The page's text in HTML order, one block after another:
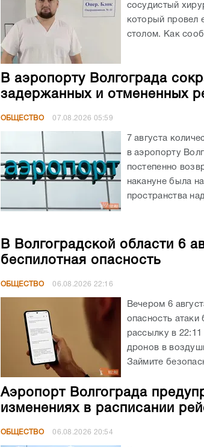
сосудистый
который провел
столом. Как
В аэропорту Волгограда
задержанных и отмененных
ОБЩЕСТВО 07.08.2026 05:59
7 августа
в аэропорту
постепенно
накануне была
пространства
В Волгоградской области 6
беспилотная опасность
ОБЩЕСТВО 06.08.2026 22:16
Вечером 6
опасность
рассылку в
дронов в
Займите
Аэропорт Волгограда
изменениях в расписании
ОБЩЕСТВО 06.08.2026 20:54